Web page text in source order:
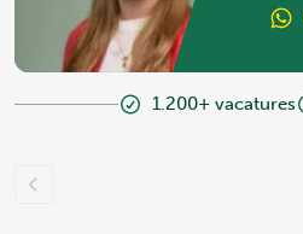
1.200+ vacatures